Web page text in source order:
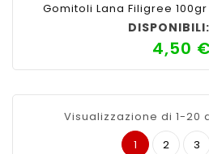
Gomitoli Lana Filigree 100gr
DISPONIBILI:
4,50
Visualizzazione di 1-20
1
2 3